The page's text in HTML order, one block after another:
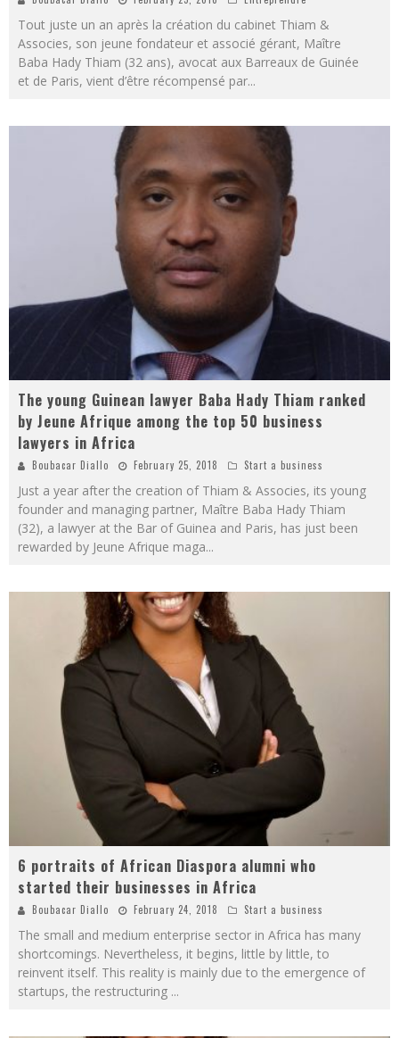
Tout juste un an après la création du cabinet Thiam &
Associes, son jeune fondateur et associé gérant, Maître
Baba Hady Thiam (32 ans), avocat aux Barreaux de Guinée
et de Paris, vient d’être récompensé par...
The young Guinean lawyer Baba Hady Thiam ranked
by Jeune Afrique among the top 50 business
lawyers in Africa
Boubacar Diallo February 25, 2018 Start a business
Just a year after the creation of Thiam & Associes, its young
founder and managing partner, Maître Baba Hady Thiam
(32), a lawyer at the Bar of Guinea and Paris, has just been
rewarded by Jeune Afrique maga...
6 portraits of African Diaspora alumni who
started their businesses in Africa
Boubacar Diallo February 24, 2018 Start a business
The small and medium enterprise sector in Africa has many
shortcomings. Nevertheless, it begins, little by little, to
reinvent itself. This reality is mainly due to the emergence of
startups, the restructuring ...